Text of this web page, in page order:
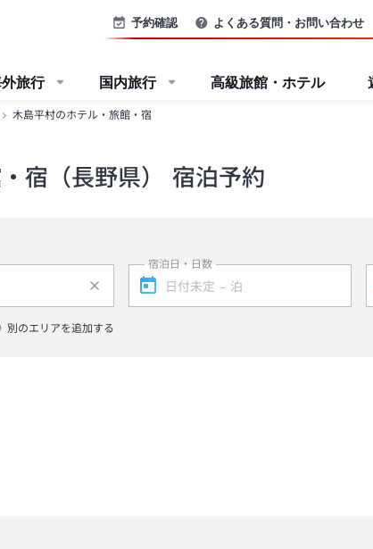
予約確認 よくある質問・お問い合わせ
旅行 国内旅行 高級旅館・ホテル
木島平村のホテル・旅館・宿
宿（長野県） 宿泊予約
別のエリアを追加する
宿泊日・日数